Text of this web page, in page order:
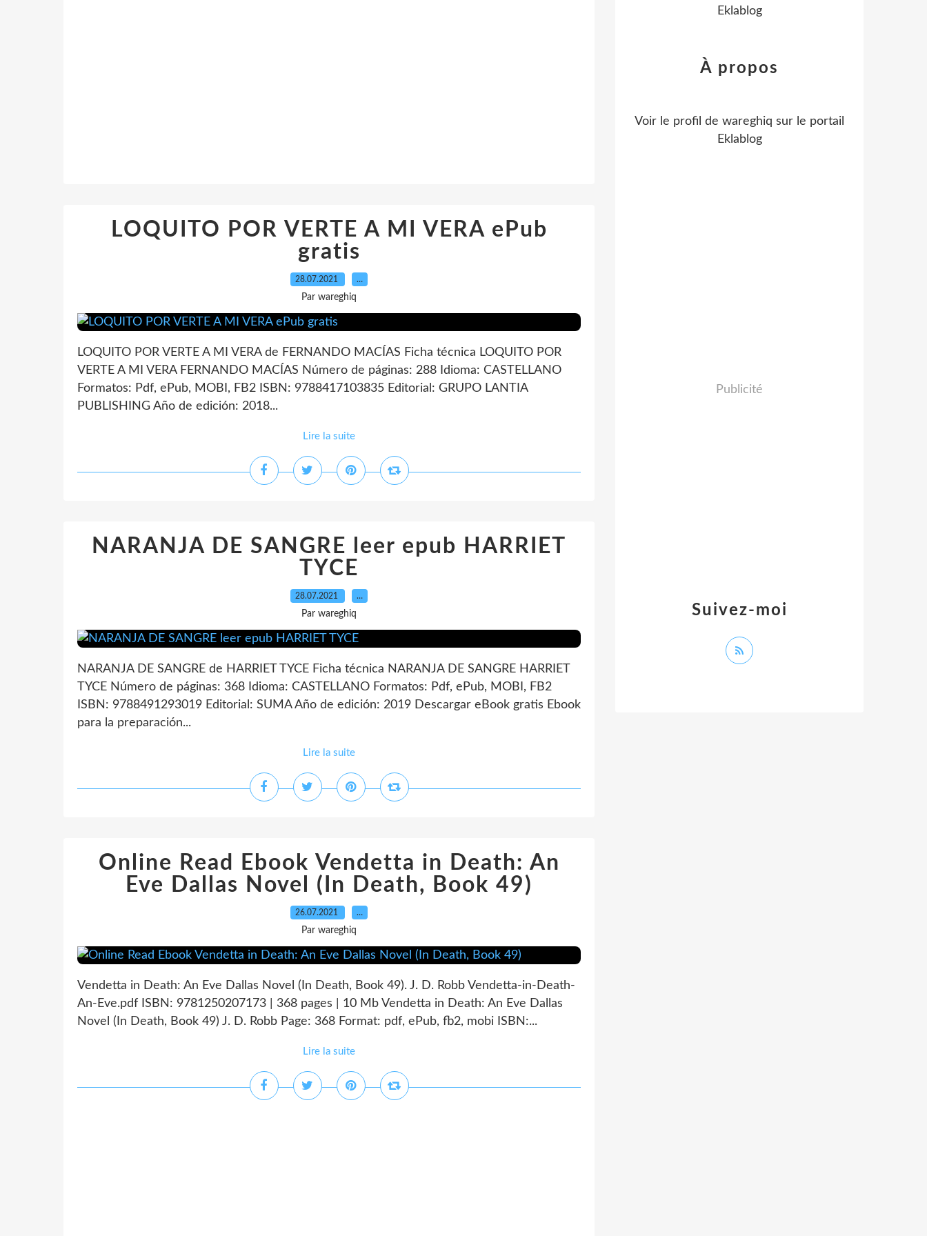
LOQUITO POR VERTE A MI VERA ePub
gratis
28.07.2021 …
Par wareghiq
LOQUITO POR VERTE A MI VERA de FERNANDO MACÍAS Ficha técnica LOQUITO POR
VERTE A MI VERA FERNANDO MACÍAS Número de páginas: 288 Idioma: CASTELLANO
Formatos: Pdf, ePub, MOBI, FB2 ISBN: 9788417103835 Editorial: GRUPO LANTIA
PUBLISHING Año de edición: 2018...
Lire la suite
NARANJA DE SANGRE leer epub HARRIET
TYCE
28.07.2021 …
Par wareghiq
NARANJA DE SANGRE de HARRIET TYCE Ficha técnica NARANJA DE SANGRE HARRIET
TYCE Número de páginas: 368 Idioma: CASTELLANO Formatos: Pdf, ePub, MOBI, FB2
ISBN: 9788491293019 Editorial: SUMA Año de edición: 2019 Descargar eBook gratis Ebook
para la preparación...
Lire la suite
Online Read Ebook Vendetta in Death: An
Eve Dallas Novel (In Death, Book 49)
26.07.2021 …
Par wareghiq
Vendetta in Death: An Eve Dallas Novel (In Death, Book 49). J. D. Robb Vendetta-in-Death-
An-Eve.pdf ISBN: 9781250207173 | 368 pages | 10 Mb Vendetta in Death: An Eve Dallas
Novel (In Death, Book 49) J. D. Robb Page: 368 Format: pdf, ePub, fb2, mobi ISBN:...
Lire la suite
Eklablog
Suivez-moi
À propos
Voir le profil de wareghiq sur le portail
Eklablog
Publicité